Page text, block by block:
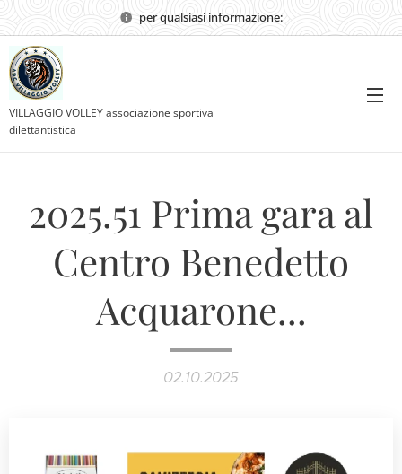
per qualsiasi informazione:
VILLAGGIO VOLLEY associazione sportiva
dilettantistica
2025.51 Prima gara al
Centro Benedetto
Acquarone...
02.10.2025